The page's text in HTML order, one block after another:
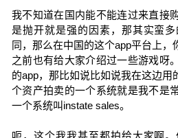
我不知道在国内能不能连过来直接
是抛开就是强的因素，那其实蛮
同，那么在中国的这个app平台上
之前也有给大家介绍过一些游戏呀
的app，那比如说比如说我在这边用
个资产拍卖的一个系统就是我不是
一个系统叫instate sales。
呃，这个我我甚至都拍给大家啊